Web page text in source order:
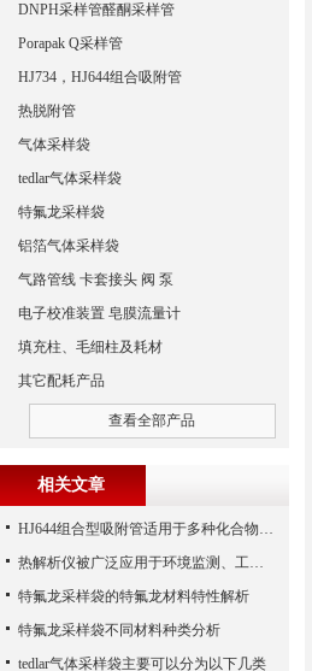
DNPH采样管醛酮采样管
Porapak Q采样管
HJ734，HJ644组合吸附管
热脱附管
气体采样袋
tedlar气体采样袋
特氟龙采样袋
铝箔气体采样袋
气路管线 卡套接头 阀 泵
电子校准装置 皂膜流量计
填充柱、毛细柱及耗材
其它配耗产品
查看全部产品
相关文章
HJ644组合型吸附管适用于多种化合物的采样
热解析仪被广泛应用于环境监测、工业卫生等领域中
特氟龙采样袋的特氟龙材料特性解析
特氟龙采样袋不同材料种类分析
tedlar气体采样袋主要可以分为以下几类